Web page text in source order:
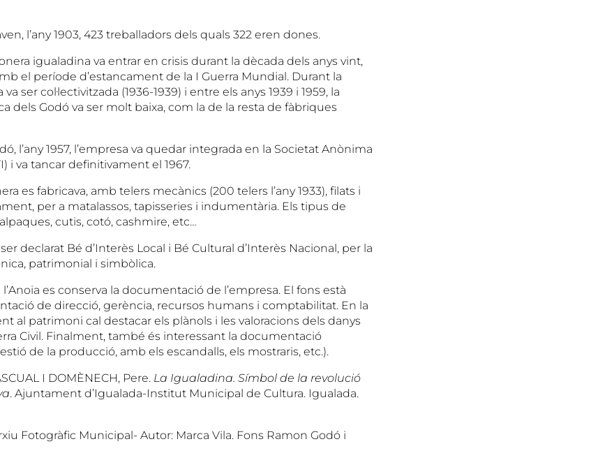
l’any 1903, 423 treballadors dels quals 322 eren dones.
igualadina va entrar en crisis durant la dècada dels anys vint,
el període d’estancament de la I Guerra Mundial. Durant la
ser col·lectivitzada (1936-1939) i entre els anys 1939 i 1959, la
dels Godó va ser molt baixa, com la de la resta de fàbriques
l’any 1957, l’empresa va quedar integrada en la Societat Anònima
i va tancar definitivament el 1967.
es fabricava, amb telers mecànics (200 telers l’any 1933), filats i
per a matalassos, tapisseries i indumentària. Els tipus de
cutis, cotó, cashmire, etc…
ser declarat Bé d’Interès Local i Bé Cultural d’Interès Nacional, per la
patrimonial i simbòlica.
l’Anoia es conserva la documentació de l’empresa. El fons està
de direcció, gerència, recursos humans i comptabilitat. En la
al patrimoni cal destacar els plànols i les valoracions dels danys
Civil. Finalment, també és interessant la documentació
de la producció, amb els escandalls, els mostraris, etc.).
I DOMÈNECH, Pere. La Igualadina. Símbol de la revolució
. Ajuntament d’Igualada-Institut Municipal de Cultura. Igualada.
Fotogràfic Municipal- Autor: Marca Vila. Fons Ramon Godó i